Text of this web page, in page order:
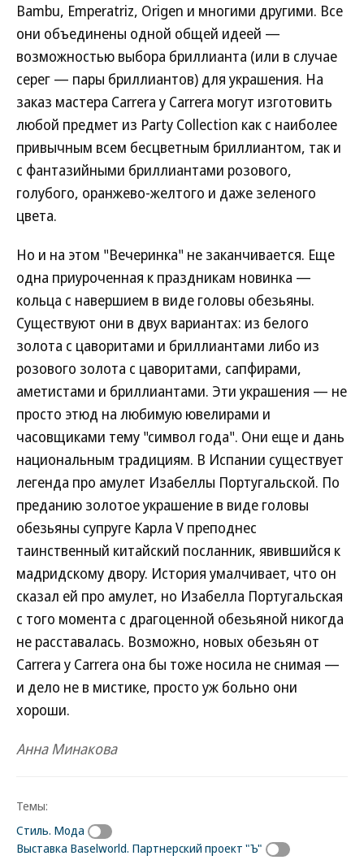
Bambu, Emperatriz, Origen и многими другими. Все
они объединены одной общей идеей —
возможностью выбора бриллианта (или в случае
серег — пары бриллиантов) для украшения. На
заказ мастера Carrera y Carrera могут изготовить
любой предмет из Party Collection как с наиболее
привычным всем бесцветным бриллиантом, так и
с фантазийными бриллиантами розового,
голубого, оранжево-желтого и даже зеленого
цвета.
Но и на этом "Вечеринка" не заканчивается. Еще
одна приуроченная к праздникам новинка —
кольца с навершием в виде головы обезьяны.
Существуют они в двух вариантах: из белого
золота с цаворитами и бриллиантами либо из
розового золота с цаворитами, сапфирами,
аметистами и бриллиантами. Эти украшения — не
просто этюд на любимую ювелирами и
часовщиками тему "символ года". Они еще и дань
национальным традициям. В Испании существует
легенда про амулет Изабеллы Португальской. По
преданию золотое украшение в виде головы
обезьяны супруге Карла V преподнес
таинственный китайский посланник, явившийся к
мадридскому двору. История умалчивает, что он
сказал ей про амулет, но Изабелла Португальская
с того момента с драгоценной обезьяной никогда
не расставалась. Возможно, новых обезьян от
Carrera y Carrera она бы тоже носила не снимая —
и дело не в мистике, просто уж больно они
хороши.
Анна Минакова
Темы:
Стиль. Мода
Выставка Baselworld. Партнерский проект "Ъ"